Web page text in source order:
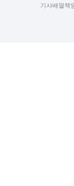
기사배열책